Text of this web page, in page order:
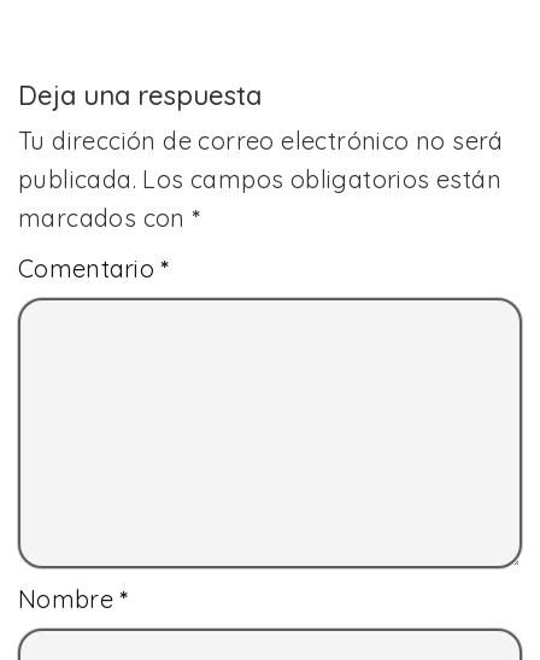
Deja una respuesta
Tu dirección de correo electrónico no será
publicada. Los campos obligatorios están
marcados con*
Comentario*
Nombre*